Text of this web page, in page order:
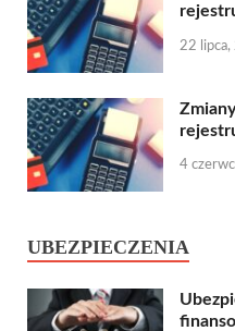
22 lipca,
4
UBEZPIECZENIA